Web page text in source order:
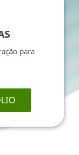
para